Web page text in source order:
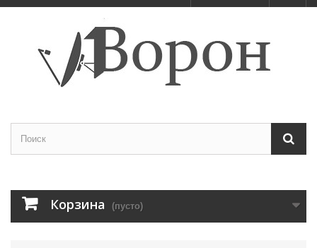
Корзина (пусто)